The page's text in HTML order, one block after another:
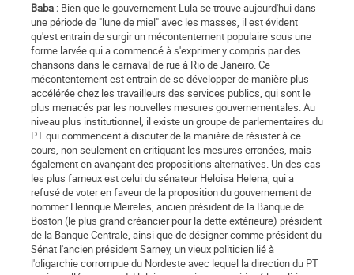
Baba : Bien que le gouvernement Lula se trouve aujourd'hui dans
une période de "lune de miel" avec les masses, il est évident
qu'est entrain de surgir un mécontentement populaire sous une
forme larvée qui a commencé à s'exprimer y compris par des
chansons dans le carnaval de rue à Rio de Janeiro. Ce
mécontentement est entrain de se développer de manière plus
accélérée chez les travailleurs des services publics, qui sont le
plus menacés par les nouvelles mesures gouvernementales. Au
niveau plus institutionnel, il existe un groupe de parlementaires du
PT qui commencent à discuter de la manière de résister à ce
cours, non seulement en critiquant les mesures erronées, mais
également en avançant des propositions alternatives. Un des cas
les plus fameux est celui du sénateur Heloisa Helena, qui a
refusé de voter en faveur de la proposition du gouvernement de
nommer Henrique Meireles, ancien président de la Banque de
Boston (le plus grand créancier pour la dette extérieure) président
de la Banque Centrale, ainsi que de désigner comme président du
Sénat l'ancien président Sarney, un vieux politicien lié à
l'oligarchie corrompue du Nordeste avec lequel la direction du PT